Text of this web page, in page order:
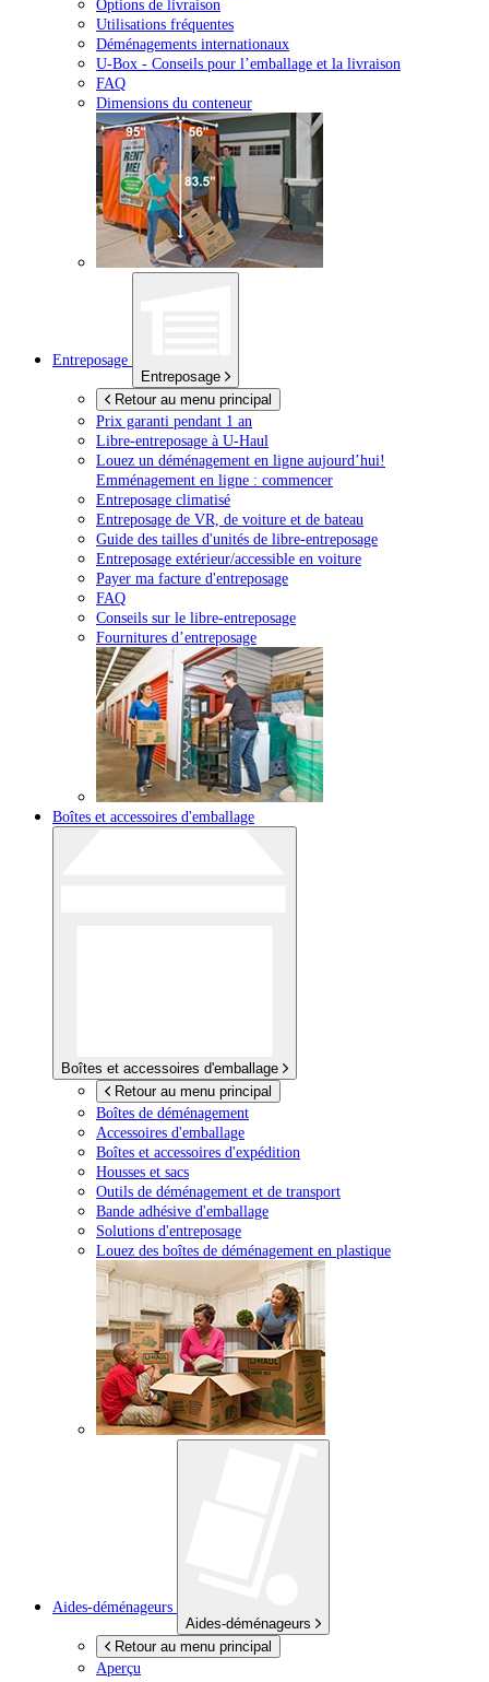
Options de livraison
Utilisations fréquentes
Déménagements internationaux
U-Box - Conseils pour l’emballage et la livraison
FAQ
Dimensions du conteneur
Entreposage
Entreposage
Retour au menu principal
Prix garanti pendant 1 an
Libre-entreposage à U-Haul
Louez un déménagement en ligne aujourd’hui!
Emménagement en ligne : commencer
Entreposage climatisé
Entreposage de VR, de voiture et de bateau
Guide des tailles d'unités de libre-entreposage
Entreposage extérieur/accessible en voiture
Payer ma facture d'entreposage
FAQ
Conseils sur le libre-entreposage
Fournitures d’entreposage
Boîtes et accessoires d'emballage
Boîtes et accessoires d'emballage
Retour au menu principal
Boîtes de déménagement
Accessoires d'emballage
Boîtes et accessoires d'expédition
Housses et sacs
Outils de déménagement et de transport
Bande adhésive d'emballage
Solutions d'entreposage
Louez des boîtes de déménagement en plastique
Aides-déménageurs
Aides-déménageurs
Retour au menu principal
Aperçu